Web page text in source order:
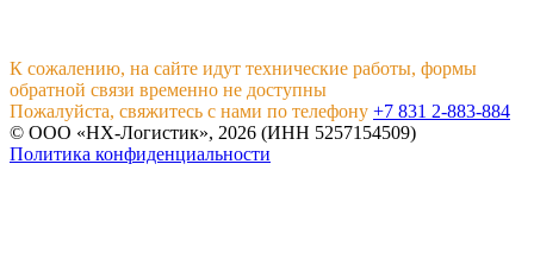
К сожалению, на сайте идут технические работы, формы
обратной связи временно не доступны
Пожалуйста, свяжитесь с нами по телефону +7 831 2-883-884
© ООО «НХ-Логистик», 2026 (ИНН 5257154509)
Политика конфиденциальности